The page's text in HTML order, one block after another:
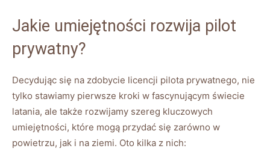
Jakie‍ umiejętności rozwija pilot
prywatny?
Decydując się⁢ na zdobycie licencji pilota prywatnego, nie‍
tylko stawiamy⁣ pierwsze kroki ⁢w‌ fascynującym ​świecie
latania, ale także rozwijamy szereg kluczowych
umiejętności, ⁢które mogą przydać⁢ się⁤ zarówno ‌w
powietrzu, ‌jak i na⁣ ziemi.​ Oto kilka ⁣z⁣ nich: